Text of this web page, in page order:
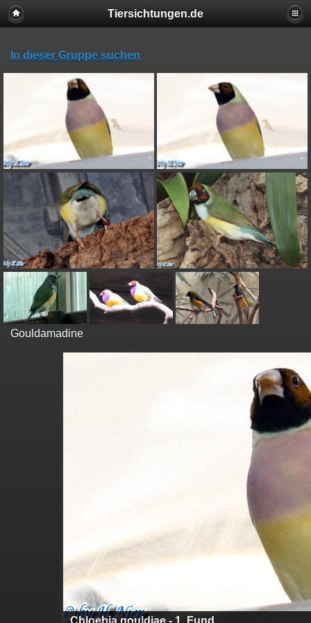
Tiersichtungen.de
In dieser Gruppe suchen
Gouldamadine
Chloebia gouldiae - 1. Fund